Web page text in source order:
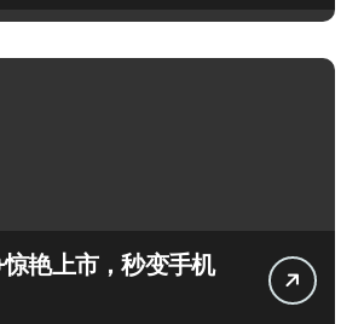
艳上市，秒变手机